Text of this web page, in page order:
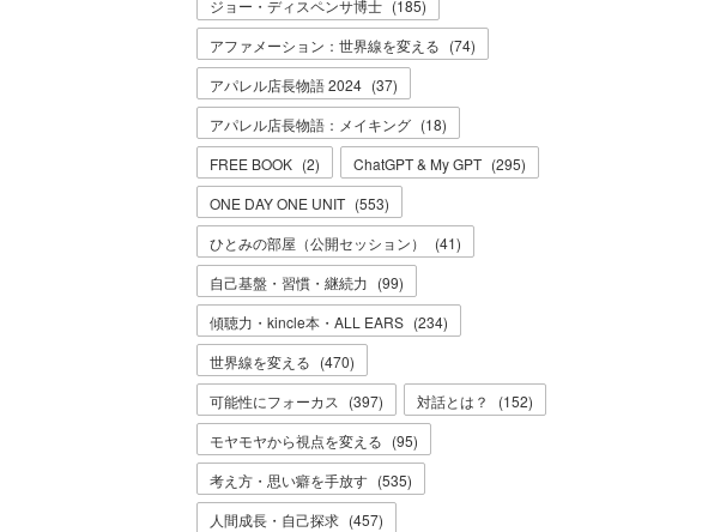
ジョー・ディスペンサ博士 (185)
アファメーション：世界線を変える (74)
アパレル店長物語 2024 (37)
アパレル店長物語：メイキング (18)
FREE BOOK (2) ChatGPT & My GPT (295)
ONE DAY ONE UNIT (553)
ひとみの部屋（公開セッション）
(41)
自己基盤・習慣・継続力 (99)
傾聴力・kincle本・ALL EARS (234)
世界線を変える (470)
可能性にフォーカス
(397) 対話とは？ (152)
モヤモヤから視点を変える (95)
考え方・思い癖を手放す (535)
人間成長・自己探求 (457)